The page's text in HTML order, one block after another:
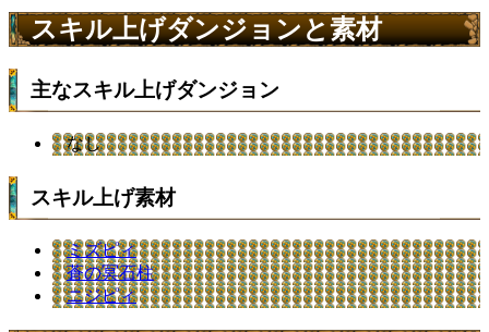
スキル上げダンジョンと素材
主なスキル上げダンジョン
なし
スキル上げ素材
ミズピィ
蒼の冥石柱
ニジピィ